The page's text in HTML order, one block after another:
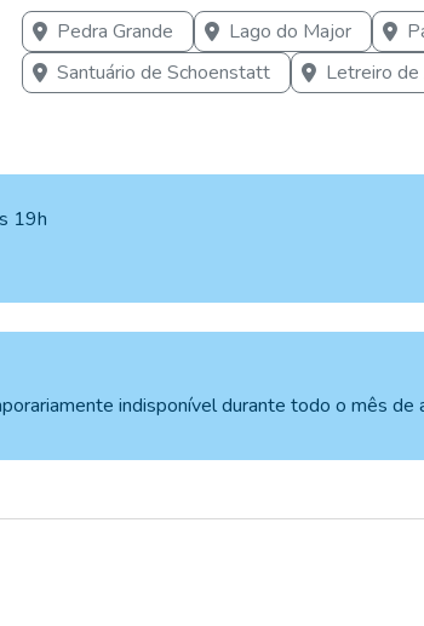
Pedra Grande Lago do Major
Santuário de Schoenstatt
Letreiro
19h
indisponível durante todo o mês de